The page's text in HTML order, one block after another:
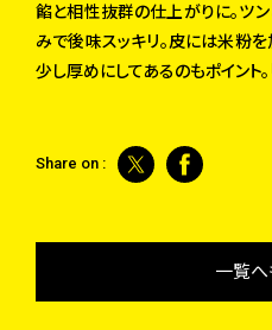
餡と相性抜群の仕上がりに。ツ
みで後味スッキリ。皮には米粉
少し厚めにしてあるのもポイント
Share on :
一覧へ